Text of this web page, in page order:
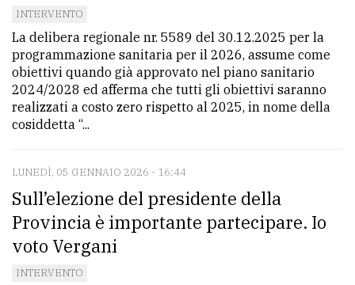
INTERVENTO
La delibera regionale nr. 5589 del 30.12.2025 per la
programmazione sanitaria per il 2026, assume come
obiettivi quando già approvato nel piano sanitario
2024/2028 ed afferma che tutti gli obiettivi saranno
realizzati a costo zero rispetto al 2025, in nome della
cosiddetta “...
LUNEDÌ, 05 GENNAIO 2026 - 16:44
Sull’elezione del presidente della
Provincia è importante partecipare. Io
voto Vergani
INTERVENTO